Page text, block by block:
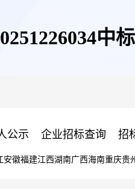
中
公示 企业招标查询 招
安徽福建江西湖南广西海南重庆贵